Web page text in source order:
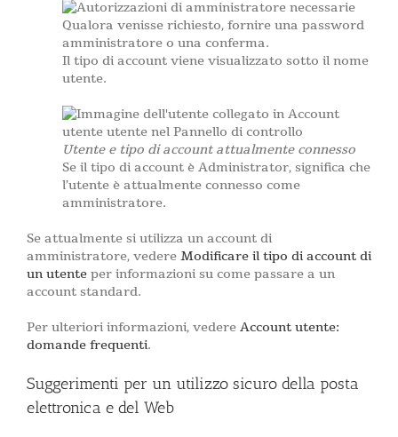
Qualora venisse richiesto, fornire una password
amministratore o una conferma.
Il tipo di account viene visualizzato sotto il nome
utente.
Utente e tipo di account attualmente connesso
Se il tipo di account è Administrator, significa che
l’utente è attualmente connesso come
amministratore.
Se attualmente si utilizza un account di
amministratore, vedere Modificare il tipo di account di
un utente per informazioni su come passare a un
account standard.
Per ulteriori informazioni, vedere Account utente:
domande frequenti.
Suggerimenti per un utilizzo sicuro della posta
elettronica e del Web